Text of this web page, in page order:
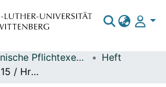
Elektronische Pflichtexemplare
Heft
Amtsblätter ; Nr. 15 / Hrsg.: Die Bürgermeisterin, Stadtverwaltung Bad Lauchstädt